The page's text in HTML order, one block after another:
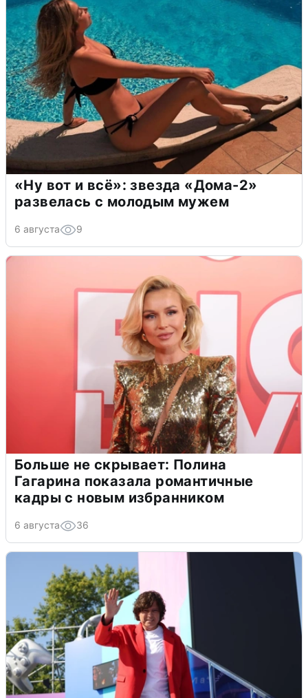
«Ну вот и всё»: звезда «Дома-2»
развелась с молодым мужем
6 августа 9
Больше не скрывает: Полина
Гагарина показала романтичные
кадры с новым избранником
6 августа 36